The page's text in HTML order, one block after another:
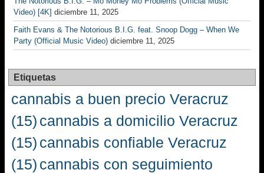
Video) [4K] diciembre 11, 2025
Faith Evans & The Notorious B.I.G. feat. Snoop Dogg – When We
Party (Official Music Video) diciembre 11, 2025
Etiquetas
cannabis a buen precio Veracruz
(15) cannabis a domicilio Veracruz
(15) cannabis confiable Veracruz
(15) cannabis con seguimiento